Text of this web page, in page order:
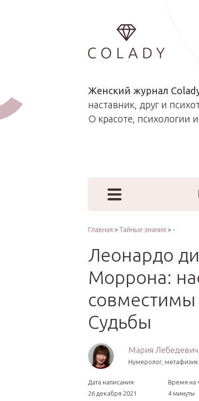
...
Женский журнал
наставник, друг и
О красоте, психологии
Главная > Тайные знания > -
Леонардо
Моррона:
Судьбы
Мария Лебедевич
Нумеролог,
Дата написания:
26 декабря 2021
Время на
4 минуты